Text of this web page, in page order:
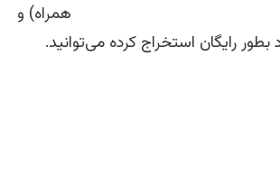
همراه) و
رایگان استخراج کرده می‌توانید.